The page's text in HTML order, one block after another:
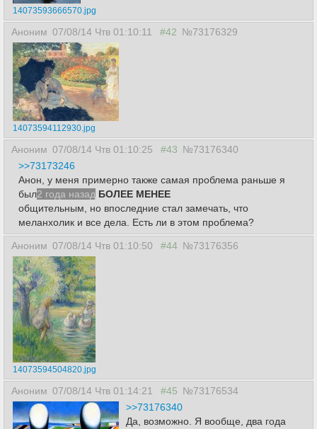
14073593666570.jpg
Аноним 07/08/14 Чтв 01:10:11 #42 №73176329
14073594112930.jpg
Аноним 07/08/14 Чтв 01:10:25 #43 №73176340
>>73173246
Анон, у меня примерно также самая проблема раньше я
был2 года назад БОЛЕЕ МЕНЕЕ
общительным, но впоследние стал замечать, что
меланхолик и все дела. Есть ли в этом проблема?
Аноним 07/08/14 Чтв 01:10:50 #44 №73176356
14073594504820.jpg
Аноним 07/08/14 Чтв 01:14:21 #45 №73176534
>>73176340
Да, возможно. Я вообще, два года